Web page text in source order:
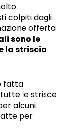
colpiti dagli
offerta
sono le
la striscia
fatta
tutte le strisce
alcuni
per